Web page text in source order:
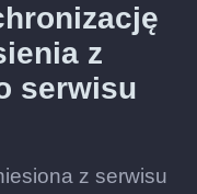
z
serwisu
z serwisu